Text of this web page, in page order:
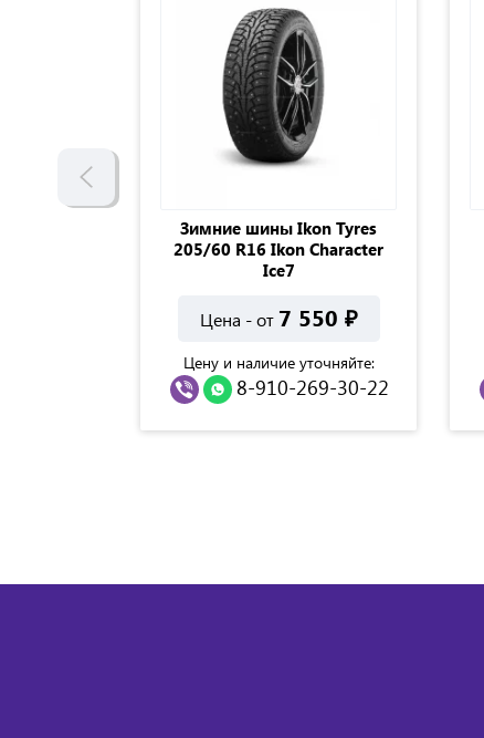
Зимние шины Ikon Tyres
205/60 R16 Ikon Character
Ice7
Цена - от 7 550 ₽
Цену и наличие уточняйте:
8-910-269-30-22